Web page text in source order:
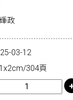
政
03-12
304頁